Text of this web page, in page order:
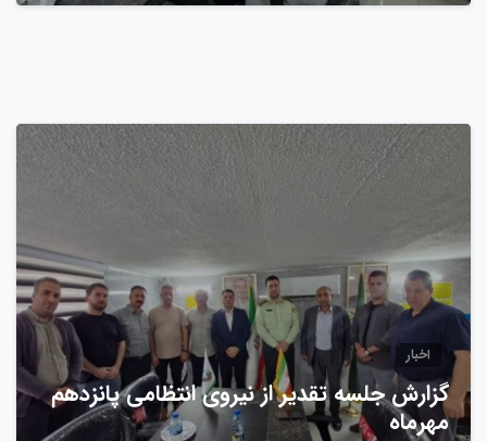
0
اخبار
گزارش جلسه تقدیر از نیروی انتظامی پانزدهم
مهرماه